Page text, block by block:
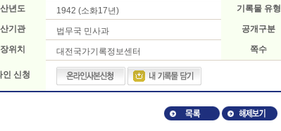
년도
1942 (소화17년) 기록물 유형
기관
법무국 민사과 공개구분
위치
대전국가기록정보센터 쪽수
인 신청